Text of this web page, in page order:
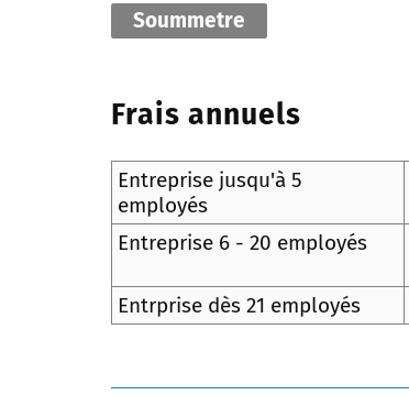
Frais annuels
Entreprise jusqu'à 5
employés
Entreprise 6 - 20 employés
Entrprise dès 21 employés